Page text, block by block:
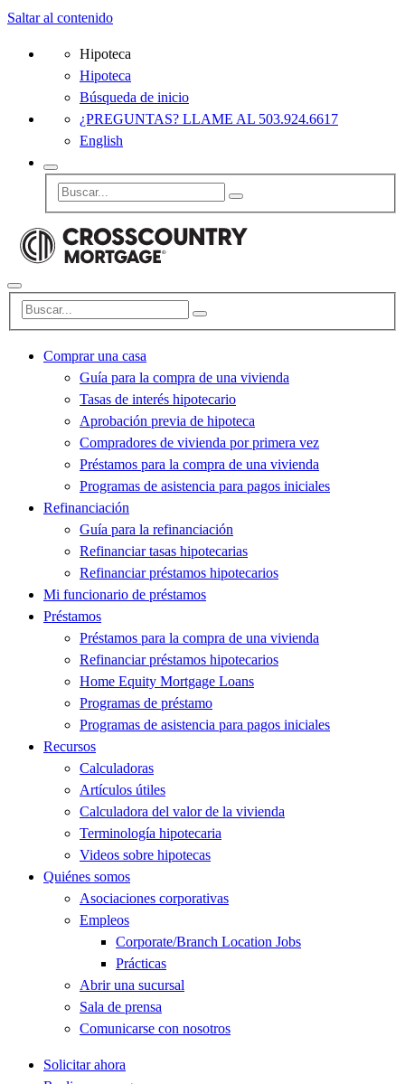
Saltar al contenido
Hipoteca
Hipoteca
Búsqueda de inicio
¿PREGUNTAS? LLAME AL 503.924.6617
English
Comprar una casa
Guía para la compra de una vivienda
Tasas de interés hipotecario
Aprobación previa de hipoteca
Compradores de vivienda por primera vez
Préstamos para la compra de una vivienda
Programas de asistencia para pagos iniciales
Refinanciación
Guía para la refinanciación
Refinanciar tasas hipotecarias
Refinanciar préstamos hipotecarios
Mi funcionario de préstamos
Préstamos
Préstamos para la compra de una vivienda
Refinanciar préstamos hipotecarios
Home Equity Mortgage Loans
Programas de préstamo
Programas de asistencia para pagos iniciales
Recursos
Calculadoras
Artículos útiles
Calculadora del valor de la vivienda
Terminología hipotecaria
Videos sobre hipotecas
Quiénes somos
Asociaciones corporativas
Empleos
Corporate/Branch Location Jobs
Prácticas
Abrir una sucursal
Sala de prensa
Comunicarse con nosotros
Solicitar ahora